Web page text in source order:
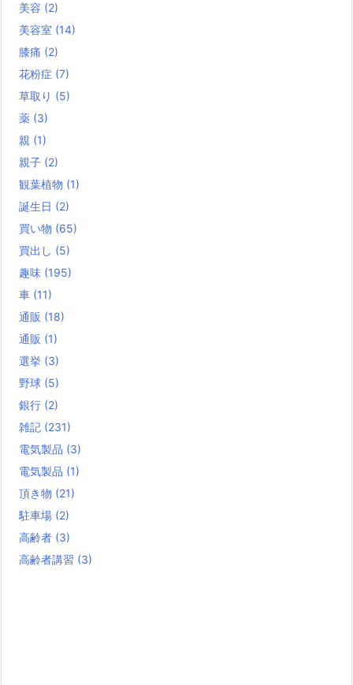
美容 (2)
美容室 (14)
膝痛 (2)
花粉症 (7)
草取り (5)
薬 (3)
親 (1)
親子 (2)
観葉植物 (1)
誕生日 (2)
買い物 (65)
買出し (5)
趣味 (195)
車 (11)
通販 (18)
通販 (1)
選挙 (3)
野球 (5)
銀行 (2)
雑記 (231)
電気製品 (3)
電気製品 (1)
頂き物 (21)
駐車場 (2)
高齢者 (3)
高齢者講習 (3)